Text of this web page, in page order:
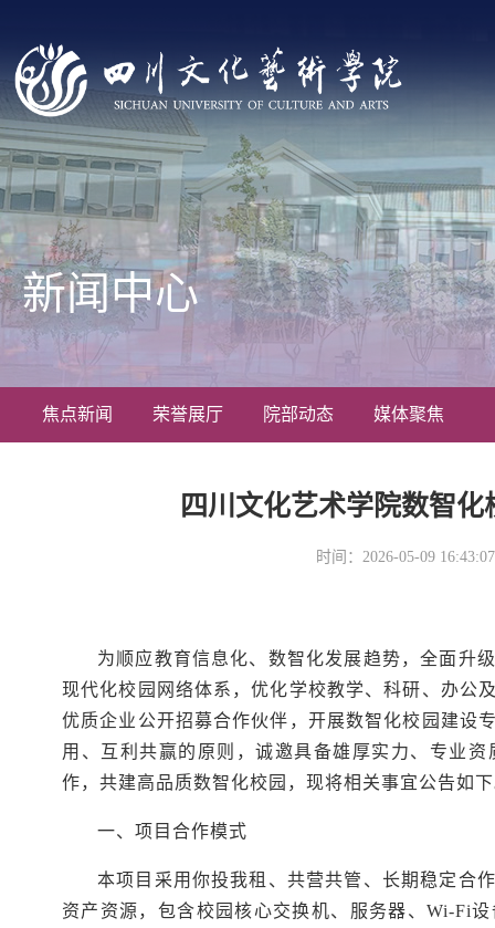
焦点新闻 荣誉展厅 院部动态 媒体聚焦
新闻中心
四川文化艺术学院数智
时间：2026-05-09
为顺应教育信息化、数智化发展趋势，全面升
现代化校园网络体系，优化学校教学、科研、办公
优质企业公开招募合作伙伴，开展数智化校园建设
用、互利共赢的原则，诚邀具备雄厚实力、专业
作，共建高品质数智化校园，现将相关事宜公告如下
一、项目合作模式
本项目采用你投我租、共营共管、长期稳定合
资产资源，包含校园核心交换机、服务器、Wi-Fi设